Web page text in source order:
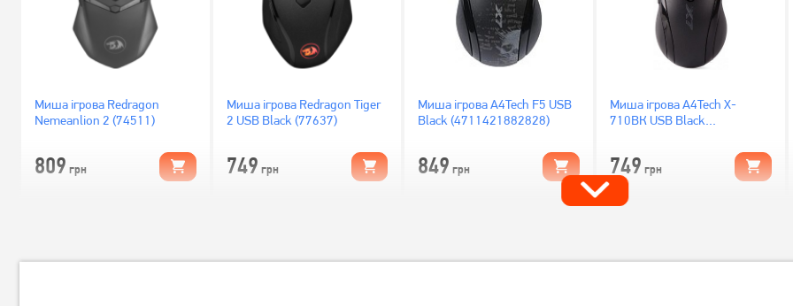
Миша ігрова Redragon
Nemeanlion 2 (74511)
809 грн
Миша ігрова Redragon Tiger
2 USB Black (77637)
749 грн
Миша ігрова A4Tech F5 USB
Black (4711421882828)
849 грн
Миша ігрова A4Tech X-
710BК USB Black
749 грн